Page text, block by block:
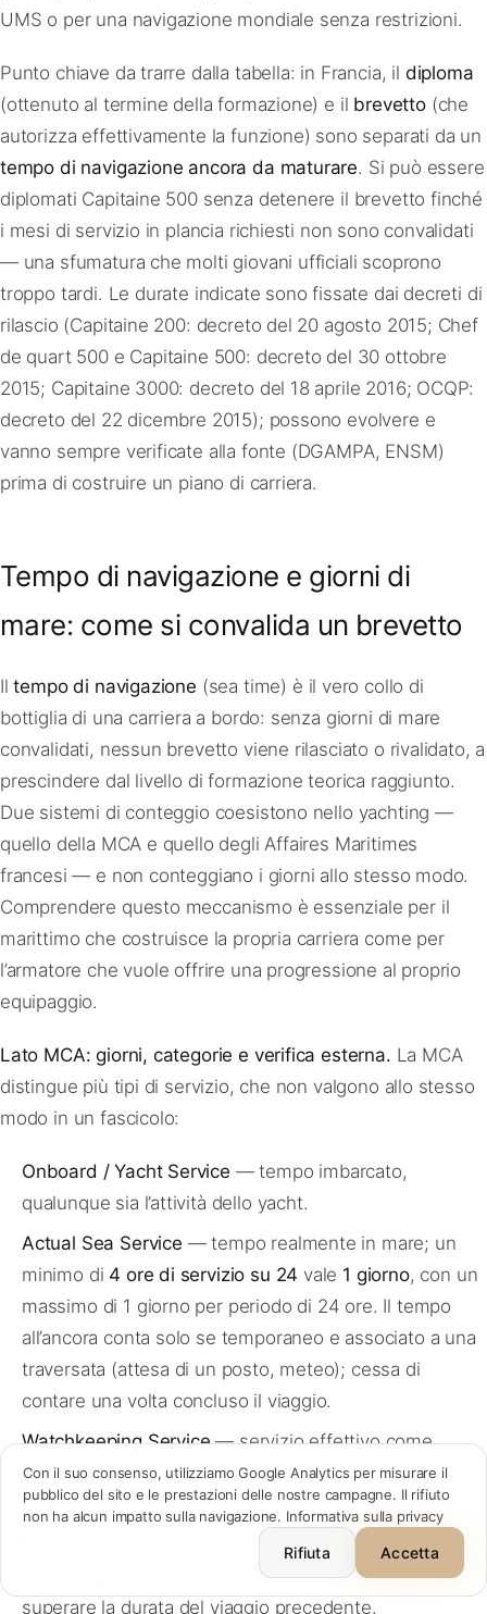
FR EN IT
Accedi
Contattaci→
contact@cursorio.info
+33 7 89 25 83 77
UMS o per una navigazione mondiale senza restrizioni.
Punto chiave da trarre dalla tabella: in Francia, il diploma
(ottenuto al termine della formazione) e il brevetto(che
autorizza effettivamente la funzione) sono separati da un
tempo di navigazione ancora da maturare. Si può essere
diplomati Capitaine 500 senza detenere il brevetto finché
i mesi di servizio in plancia richiesti non sono convalidati
— una sfumatura che molti giovani ufficiali scoprono
troppo tardi. Le durate indicate sono fissate dai decreti di
rilascio (Capitaine 200: decreto del 20 agosto 2015; Chef
de quart 500 e Capitaine 500: decreto del 30 ottobre
2015; Capitaine 3000: decreto del 18 aprile 2016; OCQP:
decreto del 22 dicembre 2015); possono evolvere e
vanno sempre verificate alla fonte (DGAMPA, ENSM)
prima di costruire un piano di carriera.
Tempo di navigazione e giorni di
mare: come si convalida un brevetto
Iltempo di navigazione (sea time) è il vero collo di
bottiglia di una carriera a bordo: senza giorni di mare
convalidati, nessun brevetto viene rilasciato o rivalidato, a
prescindere dal livello di formazione teorica raggiunto.
Due sistemi di conteggio coesistono nello yachting —
quello della MCA e quello degli Affaires Maritimes
francesi — e non conteggiano i giorni allo stesso modo.
Comprendere questo meccanismo è essenziale per il
marittimo che costruisce la propria carriera come per
l’armatore che vuole offrire una progressione al proprio
equipaggio.
Lato MCA: giorni, categorie e verifica esterna. La MCA
distingue più tipi di servizio, che non valgono allo stesso
modo in un fascicolo:
Onboard / Yacht Service — tempo imbarcato,
qualunque sia l’attività dello yacht.
Actual Sea Service — tempo realmente in mare; un
minimo di 4 ore di servizio su 24 vale 1 giorno, con un
massimo di 1 giorno per periodo di 24 ore. Il tempo
all’ancora conta solo se temporaneo e associato a una
traversata (attesa di un posto, meteo); cessa di
contare una volta concluso il viaggio.
Watchkeeping Service— servizio effettivo come
ufficiale incaricato della guardia di plancia, almeno 4
ore su 24.
— preparazione della nave dopo un
viaggio: al massimo 14 giorni consecutivi, senza
superare la durata del viaggio precedente.
Con il suo consenso, utilizziamo Google Analytics per misurare il
pubblico del sito e le prestazioni delle nostre campagne. Il rifiuto
non ha alcun impatto sulla navigazione. Informativa sulla privacy
Rifiuta Accetta